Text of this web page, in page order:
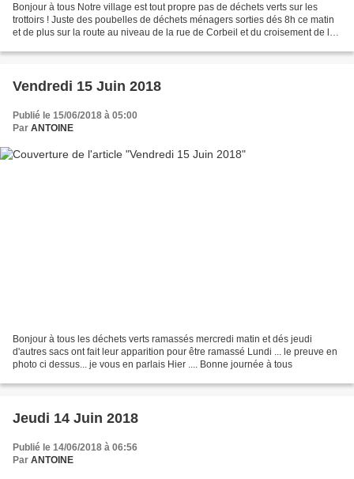
Bonjour à tous Notre village est tout propre pas de déchets verts sur les
trottoirs ! Juste des poubelles de déchets ménagers sorties dés 8h ce matin
et de plus sur la route au niveau de la rue de Corbeil et du croisement de la
Vendredi 15 Juin 2018
Publié le 15/06/2018 à 05:00
Par ANTOINE
Bonjour à tous les déchets verts ramassés mercredi matin et dés jeudi
d'autres sacs ont fait leur apparition pour être ramassé Lundi ... le preuve en
photo ci dessus... je vous en parlais Hier .... Bonne journée à tous
Jeudi 14 Juin 2018
Publié le 14/06/2018 à 06:56
Par ANTOINE